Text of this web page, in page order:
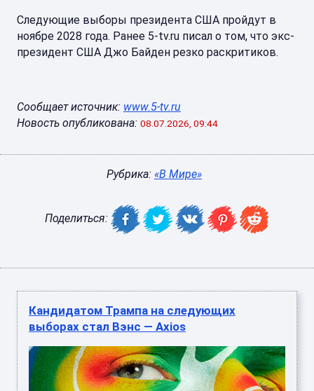
Следующие выборы президента США пройдут в
ноябре 2028 года. Ранее 5-tv.ru писал о том, что экс-
президент США Джо Байден резко раскритиков.
Сообщает источник: www.5-tv.ru
Новость опубликована: 08.07.2026, 09:44
Рубрика: «В Мире»
Поделиться:
Кандидатом Трампа на следующих
выборах стал Вэнс — Axios